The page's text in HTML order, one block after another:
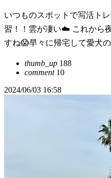
いつものスポットで写活ト
習！！雲が凄い☁️ これから
すね😱早々に帰宅して愛犬
thumb_up 188
comment10
2024/06/03 16:58